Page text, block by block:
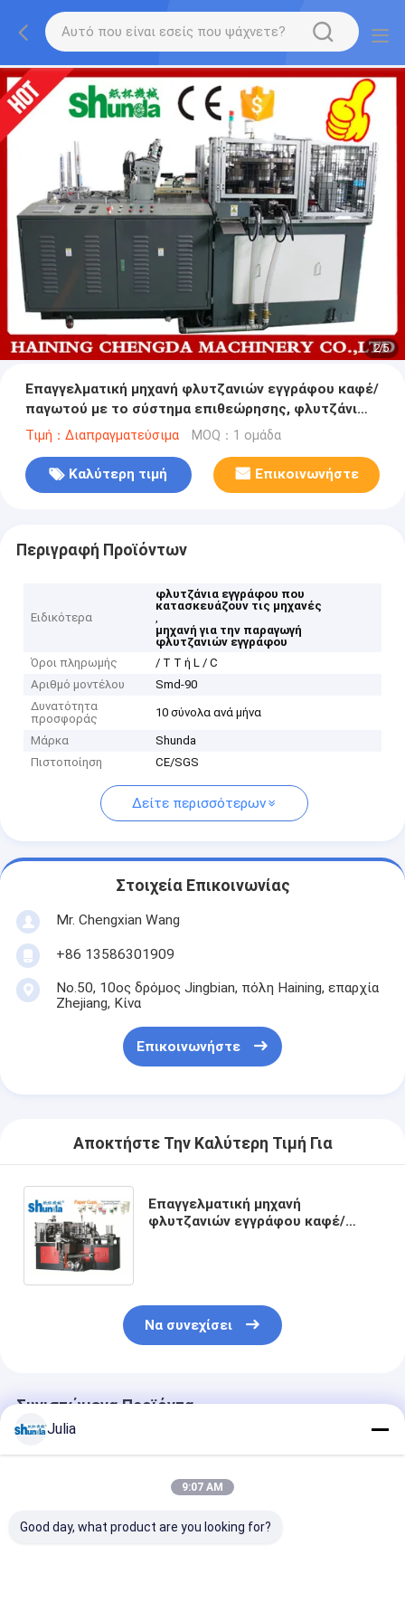
2/5
Επαγγελματική μηχανή φλυτζανιών εγγράφου καφέ/
παγωτού με το σύστημα επιθεώρησης, φλυτζάνι
εγγράφου υψηλής ταχύτητας που κατασκευάζει τη
Τιμή：Διαπραγματεύσιμα MOQ：1 ομάδα
Καλύτερη τιμή Επικοινωνήστε
Περιγραφή Προϊόντων
Ειδικότερα
φλυτζάνια εγγράφου που
κατασκευάζουν τις μηχανές
,
μηχανή για την παραγωγή
φλυτζανιών εγγράφου
Όροι πληρωμής
/ T T ή L / C
Αριθμό μοντέλου
Smd-90
Δυνατότητα
προσφοράς
10 σύνολα ανά μήνα
Μάρκα
Shunda
Πιστοποίηση
CE/SGS
Δείτε περισσότερων
Στοιχεία Επικοινωνίας
Mr. Chengxian Wang
+86 13586301909
No.50, 10ος δρόμος Jingbian, πόλη Haining, επαρχία
Zhejiang, Κίνα
Επικοινωνήστε
Αποκτήστε Την Καλύτερη Τιμή Για
Επαγγελματική μηχανή
φλυτζανιών εγγράφου καφέ/
Να συνεχίσει
Συνιστώμενα Προϊόντα
Julia
9:07 AM
Good day, what product are you looking for?